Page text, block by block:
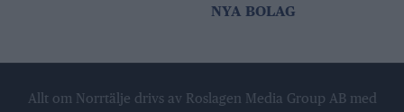
NYA BOLAG
Allt om Norrtälje drivs av Roslagen Media Group AB med